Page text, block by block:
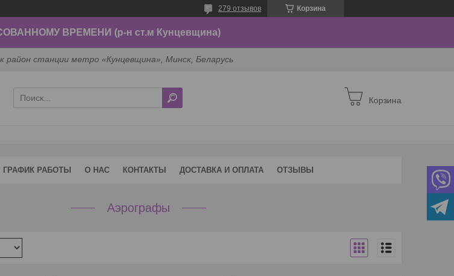
Корзина
279 отзывов
ВРЕМЕНИ (р-н ст.м Кунцевщина)
район станции метро «Кунцевщина», Минск, Беларусь
Корзина
ГРАФИК РАБОТЫ О НАС КОНТАКТЫ ДОСТАВКА И ОПЛАТА ОТЗЫВЫ
Аэрографы